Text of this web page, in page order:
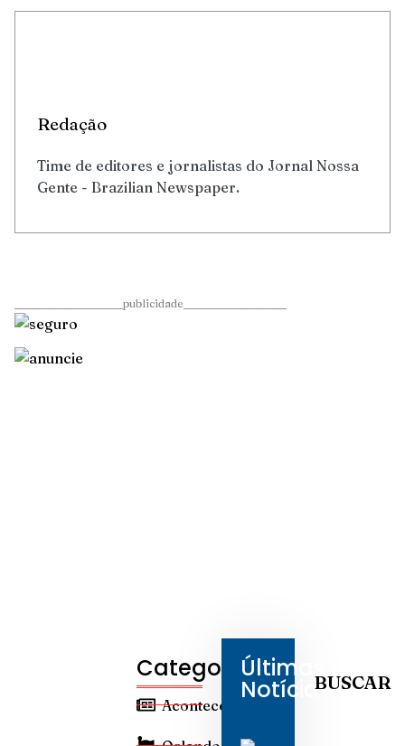
Redação
Time de editores e jornalistas do Jornal Nossa
Gente - Brazilian Newspaper.
____________________publicidade___________________
Categorias
Aconteceu
Últimas
NotíciasBUSCAR